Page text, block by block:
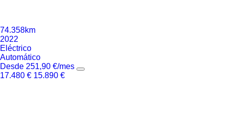
74.358km
2022
Eléctrico
Automático
Desde 251,90 €/mes
17.480 € 15.890 €